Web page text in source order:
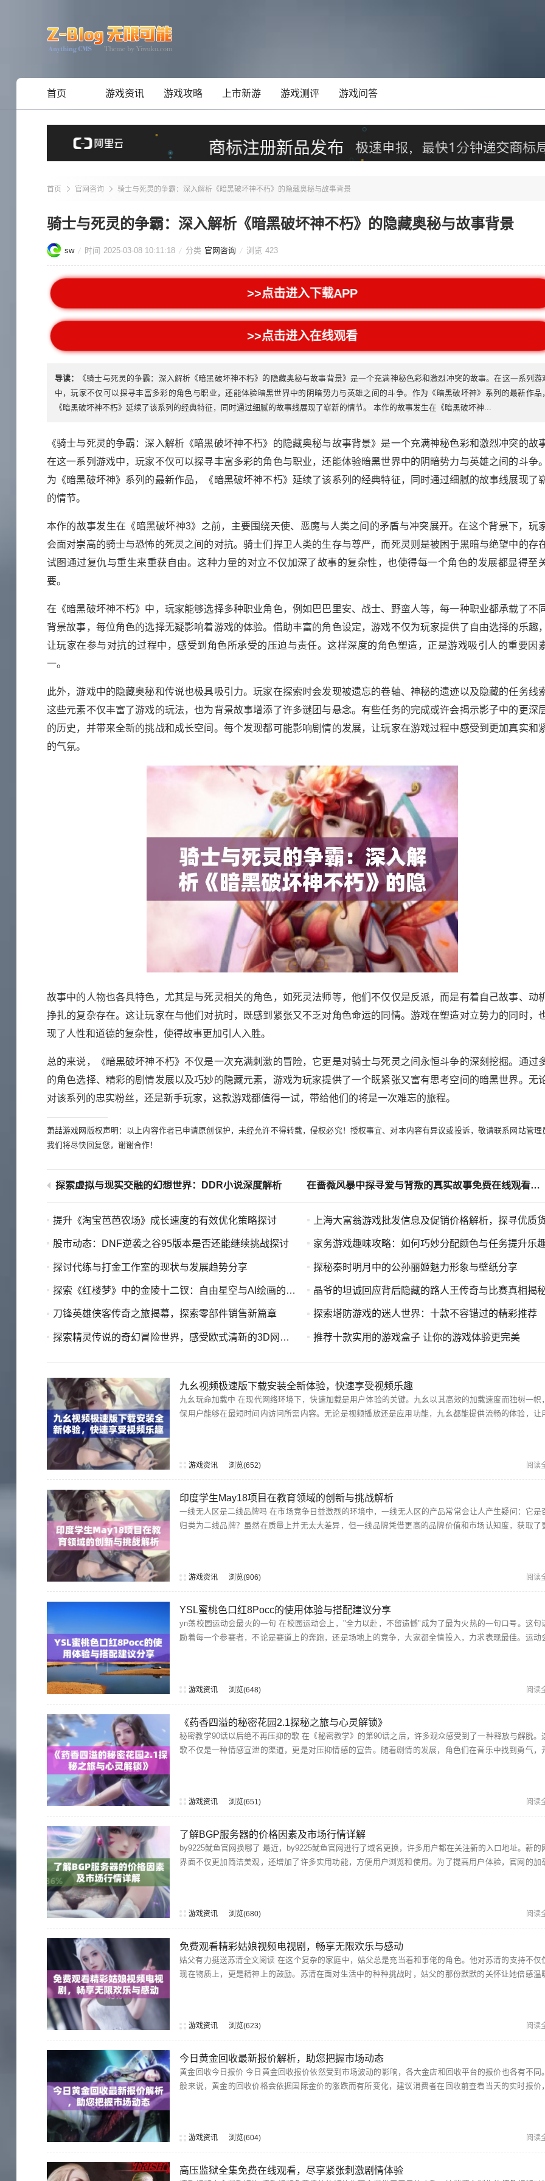
首页 游戏资讯 游戏攻略 上市新游 游戏测评 游戏问答
首页 官网咨询 骑士与死灵的争霸：深入解析《暗黑破坏神不朽》的隐藏奥秘与故事背景
骑士与死灵的争霸：深入解析《暗黑破坏神不朽》的隐藏奥秘与故事背景
sw 时间 2025-03-08 10:11:18 分类 官网咨询 浏览 423
>>点击进入下载APP
>>点击进入在线观看
导读：
《骑士与死灵的争霸：深入解析《暗黑破坏神不朽》的隐藏奥秘与故事背景》是一个充满神秘色彩和激烈冲突的故事。在这一系列游
中，玩家不仅可以探寻丰富多彩的角色与职业，还能体验暗黑世界中的阴暗势力与英雄之间的斗争。作为《暗黑破坏神》系列的最新作品，
《暗黑破坏神不朽》延续了该系列的经典特征，同时通过细腻的故事线展现了崭新的情节。 本作的故事发生在《暗黑破坏神...
《骑士与死灵的争霸：深入解析《暗黑破坏神不朽》的隐藏奥秘与故事背景》是一个充满神秘色彩和激烈冲突的故事
在这一系列游戏中，玩家不仅可以探寻丰富多彩的角色与职业，还能体验暗黑世界中的阴暗势力与英雄之间的斗争
为《暗黑破坏神》系列的最新作品，《暗黑破坏神不朽》延续了该系列的经典特征，同时通过细腻的故事线展现了
的情节。
本作的故事发生在《暗黑破坏神3》之前，主要围绕天使、恶魔与人类之间的矛盾与冲突展开。在这个背景下，玩
会面对崇高的骑士与恐怖的死灵之间的对抗。骑士们捍卫人类的生存与尊严，而死灵则是被困于黑暗与绝望中的存在
试图通过复仇与重生来重获自由。这种力量的对立不仅加深了故事的复杂性，也使得每一个角色的发展都显得至
要。
在《暗黑破坏神不朽》中，玩家能够选择多种职业角色，例如巴巴里安、战士、野蛮人等，每一种职业都承载了不
背景故事，每位角色的选择无疑影响着游戏的体验。借助丰富的角色设定，游戏不仅为玩家提供了自由选择的乐趣
让玩家在参与对抗的过程中，感受到角色所承受的压迫与责任。这样深度的角色塑造，正是游戏吸引人的重要因
一。
此外，游戏中的隐藏奥秘和传说也极具吸引力。玩家在探索时会发现被遗忘的卷轴、神秘的遗迹以及隐藏的任务线索
这些元素不仅丰富了游戏的玩法，也为背景故事增添了许多谜团与悬念。有些任务的完成或许会揭示影子中的更深
的历史，并带来全新的挑战和成长空间。每个发现都可能影响剧情的发展，让玩家在游戏过程中感受到更加真实和
的气氛。
故事中的人物也各具特色，尤其是与死灵相关的角色，如死灵法师等，他们不仅仅是反派，而是有着自己故事、动
挣扎的复杂存在。这让玩家在与他们对抗时，既感到紧张又不乏对角色命运的同情。游戏在塑造对立势力的同时，
现了人性和道德的复杂性，使得故事更加引人入胜。
总的来说，《暗黑破坏神不朽》不仅是一次充满刺激的冒险，它更是对骑士与死灵之间永恒斗争的深刻挖掘。通过
的角色选择、精彩的剧情发展以及巧妙的隐藏元素，游戏为玩家提供了一个既紧张又富有思考空间的暗黑世界。无
对该系列的忠实粉丝，还是新手玩家，这款游戏都值得一试，带给他们的将是一次难忘的旅程。
萧喆游戏网 版权声明：以上内容作者已申请原创保护，未经允许不得转载，侵权必究！授权事宜、对本内容有异议或投诉，敬请联系网站管理
我们将尽快回复您，谢谢合作！
探索虚拟与现实交融的幻想世界：DDR小说深度解析 在蔷薇风暴中探寻爱与背叛的真实故事免费在线观看完整剧集
提升《淘宝芭芭农场》成长速度的有效优化策略探讨 上海大富翁游戏批发信息及促销价格解析，探寻优质货源出
股市动态：DNF逆袭之谷95版本是否还能继续挑战探讨 家务游戏趣味攻略：如何巧妙分配颜色与任务提升乐
探讨代练与打金工作室的现状与发展趋势分享 探秘秦时明月中的公孙丽姬魅力形象与壁纸分享
探索《红楼梦》中的金陵十二钗：自由星空与AI绘画的华美结合 晶爷的坦诚回应背后隐藏的路人王传奇与比赛真相揭
刀锋英雄侠客传奇之旅揭幕，探索零部件销售新篇章 探索塔防游戏的迷人世界：十款不容错过的精彩推荐
探索精灵传说的奇幻冒险世界，感受欧式清新的3D网游魅力 推荐十款实用的游戏盒子 让你的游戏体验更完美
九幺视频极速版下载安装全新体验，快速享受视频乐趣
九幺玩命加载中 在现代网络环境下，快速加载是用户体验的关键。九幺以其高效的加载速度而独树一帜，确
保用户能够在最短时间内访问所需内容。无论是视频播放还是应用功能，九幺都能提供流畅的体验，让
游戏资讯 浏览 652 阅读
印度学生May18项目在教育领域的创新与挑战解析
一线无人区是二线品牌吗 在市场竞争日益激烈的环境中，一线无人区的产品常常会让人产生疑问：它是否能
归类为二线品牌？虽然在质量上并无太大差异，但一线品牌凭借更高的品牌价值和市场认知度，获取了
游戏资讯 浏览 906 阅读
YSL蜜桃色口红8Pocc的使用体验与搭配建议分享
yn荡校园运动会最火的一句 在校园运动会上，"全力以赴，不留遗憾"成为了最为火热的一句口号。这句话激
励着每一个参赛者，不论是赛道上的奔跑，还是场地上的竞争，大家都全情投入，力求表现最佳。运动
游戏资讯 浏览 648 阅读
《药香四溢的秘密花园2.1探秘之旅与心灵解锁》
秘密教学90话以后绝不再压抑的歌 在《秘密教学》的第90话之后，许多观众感受到了一种释放与解脱。这首
歌不仅是一种情感宣泄的渠道，更是对压抑情感的宣告。随着剧情的发展，角色们在音乐中找到勇气，
游戏资讯 浏览 651 阅读
了解BGP服务器的价格因素及市场行情详解
by9225鱿鱼官网换哪了 最近，by9225鱿鱼官网进行了域名更换，许多用户都在关注新的入口地址。新的网站
界面不仅更加简洁美观，还增加了许多实用功能，方便用户浏览和使用。为了提高用户体验，官网的加
游戏资讯 浏览 680 阅读
免费观看精彩姑娘视频电视剧，畅享无限欢乐与感动
姑父有力挺送苏清全文阅读 在这个复杂的家庭中，姑父总是充当着和事佬的角色。他对苏清的支持不仅仅体
现在物质上，更是精神上的鼓励。苏清在面对生活中的种种挑战时，姑父的那份默默的关怀让她倍感温
游戏资讯 浏览 623 阅读
今日黄金回收最新报价解析，助您把握市场动态
黄金回收今日报价 今日黄金回收报价依然受到市场波动的影响，各大金店和回收平台的报价也各有不同。一
般来说，黄金的回收价格会依据国际金价的涨跌而有所变化，建议消费者在回收前查看当天的实时报价
游戏资讯 浏览 604 阅读
高压监狱全集免费在线观看，尽享紧张刺激剧情体验